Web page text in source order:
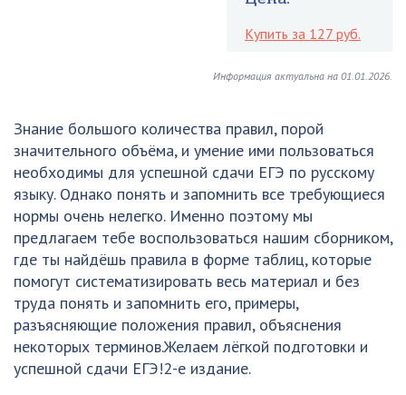
Купить за 127 руб.
Информация актуальна на 01.01.2026.
Знание большого количества правил, порой
значительного объёма, и умение ими пользоваться
необходимы для успешной сдачи ЕГЭ по русскому
языку. Однако понять и запомнить все требующиеся
нормы очень нелегко. Именно поэтому мы
предлагаем тебе воспользоваться нашим сборником,
где ты найдёшь правила в форме таблиц, которые
помогут систематизировать весь материал и без
труда понять и запомнить его, примеры,
разъясняющие положения правил, объяснения
некоторых терминов.Желаем лёгкой подготовки и
успешной сдачи ЕГЭ!2-е издание.